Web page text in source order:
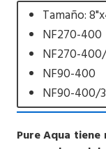
Tamaño:
NF270-400
NF270-
NF90-400
NF90-400/
Pure Aqua tiene